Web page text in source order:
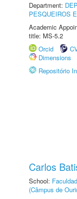
Department:
PESQUEIROS
Academic
title: MS-5.2
Orcid
Dimensions
Repositório
Carlos
School:
(Câmpus de